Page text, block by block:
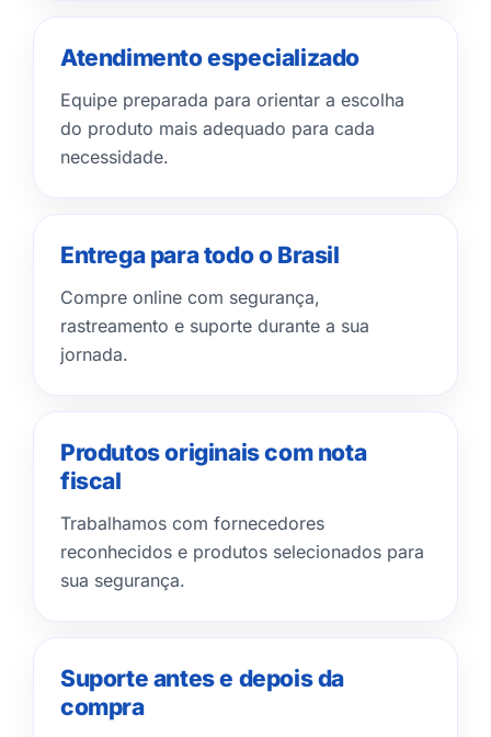
Atendimento especializado
Equipe preparada para orientar a escolha
do produto mais adequado para cada
necessidade.
Entrega para todo o Brasil
Compre online com segurança,
rastreamento e suporte durante a sua
jornada.
Produtos originais com nota
fiscal
Trabalhamos com fornecedores
reconhecidos e produtos selecionados para
sua segurança.
Suporte antes e depois da
compra